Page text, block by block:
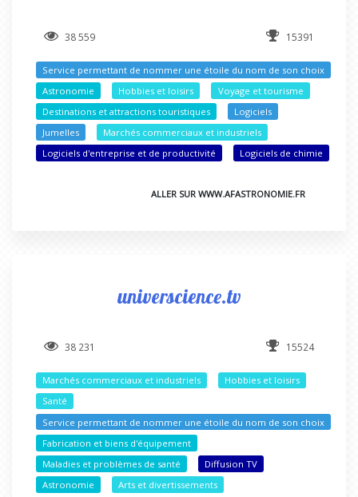
38 559 15391
Service permettant de nommer une étoile du nom de son choix
Astronomie
Hobbies et loisirs
Voyage et tourisme
Destinations et attractions touristiques
Logiciels
Jumelles
Marchés commerciaux et industriels
Logiciels d'entreprise et de productivité
Logiciels de chimie
ALLER SUR WWW.AFASTRONOMIE.FR
universcience.tv
38 231 15524
Marchés commerciaux et industriels
Hobbies et loisirs
Santé
Service permettant de nommer une étoile du nom de son choix
Fabrication et biens d'équipement
Maladies et problèmes de santé
Diffusion TV
Astronomie
Arts et divertissements